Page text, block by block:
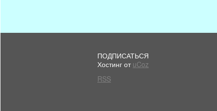
ПОДПИСАТЬСЯ
Хостинг от uCoz
RSS